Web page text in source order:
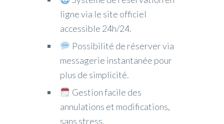
ligne via le site officiel
accessible 24h/24.
Possibilité de réserver via
messagerie instantanée pour
plus de simplicité.
Gestion facile des
annulations et modifications,
sans stress.